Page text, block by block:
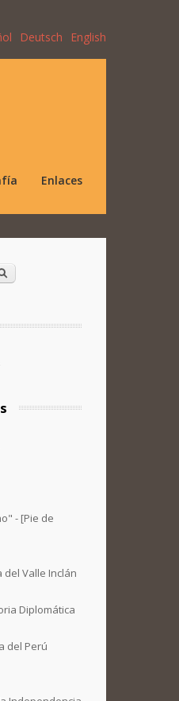
Deutsch English
Enlaces
- [Pie de
del Valle Inclán
Diplomática
del Perú